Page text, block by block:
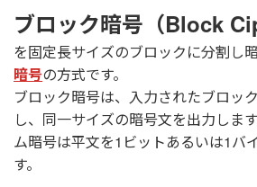
ブロック暗号（Block
を固定長サイズのブロックに分割し
暗号の方式です。
ブロック暗号は、入力されたブロッ
し、同一サイズの暗号文を出力しま
ム暗号は平文を1ビットあるいは1バ
す。